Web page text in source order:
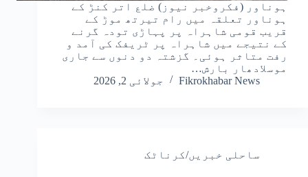
ہوناور (فکروخبر نیوز) ضلع اتر کنڑ کے
ہوناور تعلقہ میں رام تیرتھ موڑ کے
قریب قومی شاہراہ پر پہاڑی تودہ گرنے
کے نتیجے میں شاہراہ پر ٹریفک کی آمد و
رفت متاثر ہوئی۔ گزشتہ دو دنوں سے جاری
موسلادھار بارش…
Fikrokhabar News
جولائی 2, 2026
ساحلی خبریں/کرناٹک